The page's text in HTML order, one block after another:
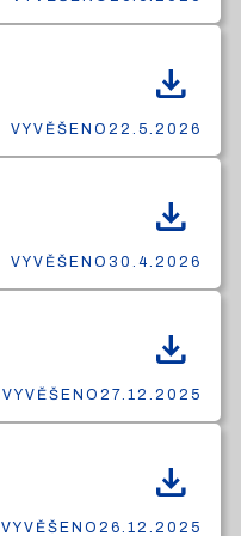
download
VYVĚŠENO 22.5.2026
download
VYVĚŠENO 30.4.2026
download
VYVĚŠENO 27.12.2025
download
VYVĚŠENO 26.12.2025